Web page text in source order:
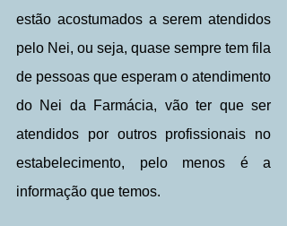
estão acostumados a serem atendidos
pelo Nei, ou seja, quase sempre tem fila
de pessoas que esperam o atendimento
do Nei da Farmácia, vão ter que ser
atendidos por outros profissionais no
estabelecimento, pelo menos é a
informação que temos.